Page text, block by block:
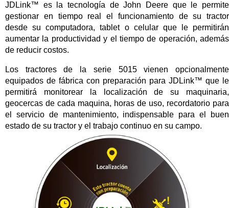
JDLink™ es la tecnología de John Deere que le permite
gestionar en tiempo real el funcionamiento de su tractor
desde su computadora, tablet o celular que le permitirán
aumentar la productividad y el tiempo de operación, además
de reducir costos.
Los tractores de la serie 5015 vienen opcionalmente
equipados de fábrica con preparación para JDLink™ que le
permitirá monitorear la localización de su maquinaria,
geocercas de cada maquina, horas de uso, recordatorio para
el servicio de mantenimiento, indispensable para el buen
estado de su tractor y el trabajo continuo en su campo.